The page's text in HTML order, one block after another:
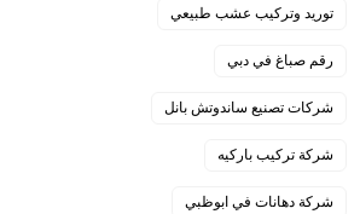
توريد وتركيب عشب طبيعي
رقم صباغ في دبي
شركات تصنيع ساندوتش بانل
شركة تركيب باركيه
شركة دهانات في ابوظبي